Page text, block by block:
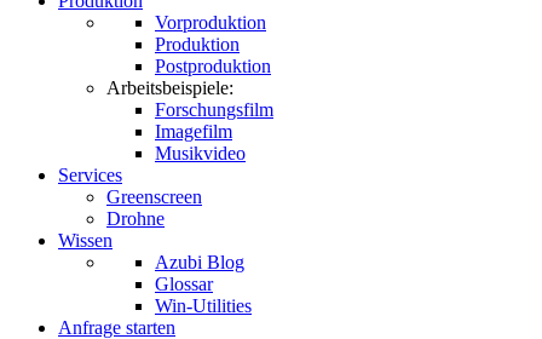
Vorproduktion
Produktion
Postproduktion
Arbeitsbeispiele:
Forschungsfilm
Imagefilm
Musikvideo
Services
Greenscreen
Drohne
Wissen
Azubi Blog
Glossar
Win-Utilities
Anfrage starten